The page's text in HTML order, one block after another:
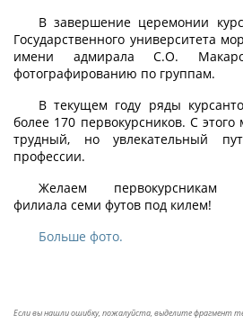
В завершение церемонии
Государственного университета
имени адмирала С.О.
фотографированию по группам.
В текущем году ряды
более 170 первокурсников. С
трудный, но увлекательный
профессии.
Желаем первокурсникам
филиала семи футов под килем!
Больше фото.
Если вы нашли ошибку, пожалуйста, выделите фрагмент